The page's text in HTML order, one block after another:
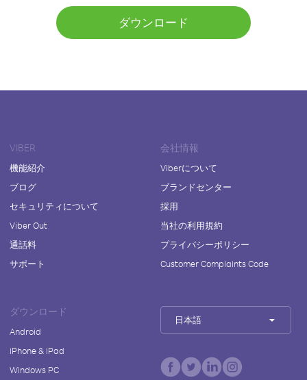
ダウンロード
VIBER
機能紹介
ブログ
セキュリティについて
Viber Out
通話料
サポート
会社情報
Viberについて
ブランドセンター
採用
当社の利用規約
プライバシーポリシー
Customer Complaints Code
ダウンロード
Android
iPhone & iPad
Windows PC
日本語